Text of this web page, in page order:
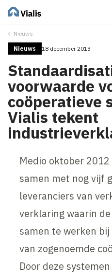
Nieuws
Nieuws 18 december 2013
voorwaarde
coöperatieve
Vialis tekent
Medio oktober
samen met nog vijf
leveranciers van
verklaring waarin
samen te werken
van zogenoemde
Door deze